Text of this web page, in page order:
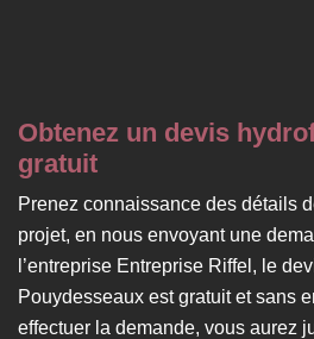
Obtenez un devis
gratuit
Prenez connaissance des détails
projet, en nous envoyant une
l’entreprise Entreprise Riffel, le
Pouydesseaux est gratuit et sans
effectuer la demande, vous aurez